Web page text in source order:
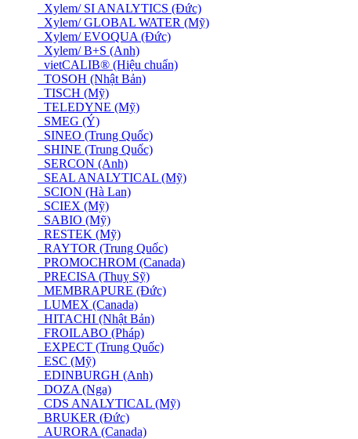
Xylem/ SI ANALYTICS (Đức)
Xylem/ GLOBAL WATER (Mỹ)
Xylem/ EVOQUA (Đức)
Xylem/ B+S (Anh)
vietCALIB® (Hiệu chuẩn)
TOSOH (Nhật Bản)
TISCH (Mỹ)
TELEDYNE (Mỹ)
SMEG (Ý)
SINEO (Trung Quốc)
SHINE (Trung Quốc)
SERCON (Anh)
SEAL ANALYTICAL (Mỹ)
SCION (Hà Lan)
SCIEX (Mỹ)
SABIO (Mỹ)
RESTEK (Mỹ)
RAYTOR (Trung Quốc)
PROMOCHROM (Canada)
PRECISA (Thuỵ Sỹ)
MEMBRAPURE (Đức)
LUMEX (Canada)
HITACHI (Nhật Bản)
FROILABO (Pháp)
EXPECT (Trung Quốc)
ESC (Mỹ)
EDINBURGH (Anh)
DOZA (Nga)
CDS ANALYTICAL (Mỹ)
BRUKER (Đức)
AURORA (Canada)